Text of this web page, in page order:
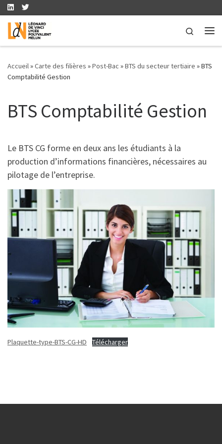
Skip to content
Search
Accueil»Carte des filières »Post-Bac »BTS du secteur tertiaire »BTS
Comptabilité Gestion
BTS Comptabilité Gestion
Le BTS CG forme en deux ans les étudiants à la
production d’informations financières, nécessaires au
pilotage de l’entreprise.
Plaquette-type-BTS-CG-HD Télécharger